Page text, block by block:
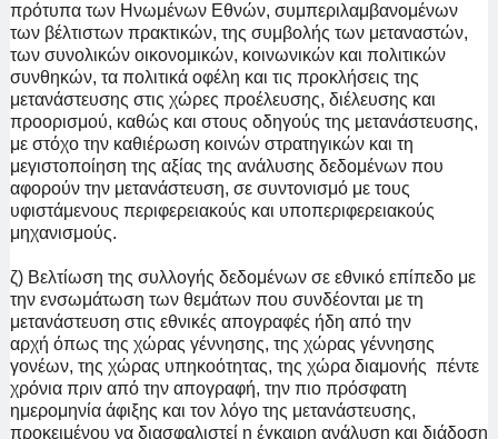
πρότυπα των Ηνωμένων Εθνών, συμπεριλαμβανομένων
των βέλτιστων πρακτικών, της συμβολής των μεταναστών,
των συνολικών οικονομικών, κοινωνικών και πολιτικών
συνθηκών, τα πολιτικά οφέλη και τις προκλήσεις της
μετανάστευσης στις χώρες προέλευσης, διέλευσης και
προορισμού, καθώς και στους οδηγούς της μετανάστευσης,
με στόχο την καθιέρωση κοινών στρατηγικών και τη
μεγιστοποίηση της αξίας της ανάλυσης δεδομένων που
αφορούν την μετανάστευση, σε συντονισμό με τους
υφιστάμενους περιφερειακούς και υποπεριφερειακούς
μηχανισμούς.
ζ) Βελτίωση της συλλογής δεδομένων σε εθνικό επίπεδο με
την ενσωμάτωση των θεμάτων που συνδέονται με τη
μετανάστευση στις εθνικές απογραφές ήδη από την
αρχή όπως της χώρας γέννησης, της χώρας γέννησης
γονέων, της χώρας υπηκοότητας, της χώρα διαμονής πέντε
χρόνια πριν από την απογραφή, την πιο πρόσφατη
ημερομηνία άφιξης και τον λόγο της μετανάστευσης,
προκειμένου να διασφαλιστεί η έγκαιρη ανάλυση και διάδοση